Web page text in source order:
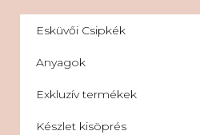
Esküvői Csipkék
Anyagok
Exkluzív termékek
Készlet kisöprés